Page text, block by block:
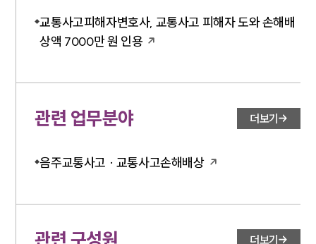
뉴스레터/브로슈어
세미나
교통사고피해자변호사, 교통사고 피해자 도와 손해배
상액 7000만 원 인용
관련 업무분야 더보기
음주교통사고 · 교통사고손해배상
더보기